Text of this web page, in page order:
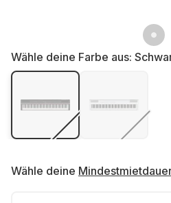
Wähle deine Farbe aus:
Wähle deine